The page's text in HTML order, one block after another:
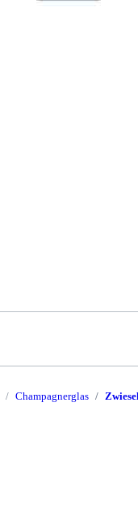
Champagnerglas